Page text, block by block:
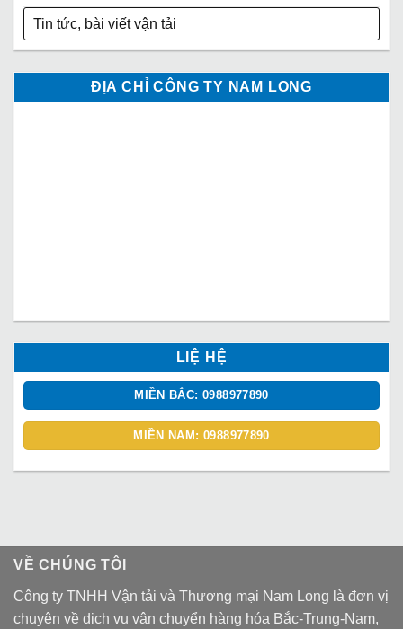
Tin tức, bài viết vận tải
ĐỊA CHỈ CÔNG TY NAM LONG
LIỆ HỆ
MIỀN BẮC: 0988977890
MIỀN NAM: 0988977890
VỀ CHÚNG TÔI
Công ty TNHH Vận tải và Thương mại Nam Long là đơn vị
chuyên về dịch vụ vận chuyển hàng hóa Bắc-Trung-Nam,